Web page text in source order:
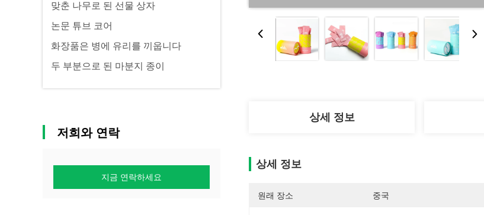
맞춘 나무로 된 선물 상자
논문 튜브 코어
화장품은 병에 유리를 끼웁니다
두 부분으로 된 마분지 종이
저희와 연락
지금 연락하세요
상세 정보
상세 정보
원래 장소 중국